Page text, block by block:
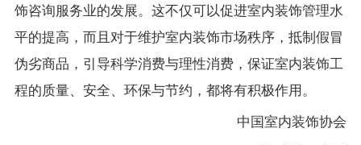
饰咨询服务业的发展。这不仅可以促进室内装饰管理水
平的提高，而且对于维护室内装饰市场秩序，抵制假冒
伪劣商品，引导科学消费与理性消费，保证室内装饰工
程的质量、安全、环保与节约，都将有积极作用。
中国室内装饰协会